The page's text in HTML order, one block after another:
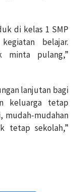
di kelas 1 SMP
belajar.
minta pulang,”
lanjutan bagi
keluarga tetap
mudah-mudahan
tetap sekolah,”